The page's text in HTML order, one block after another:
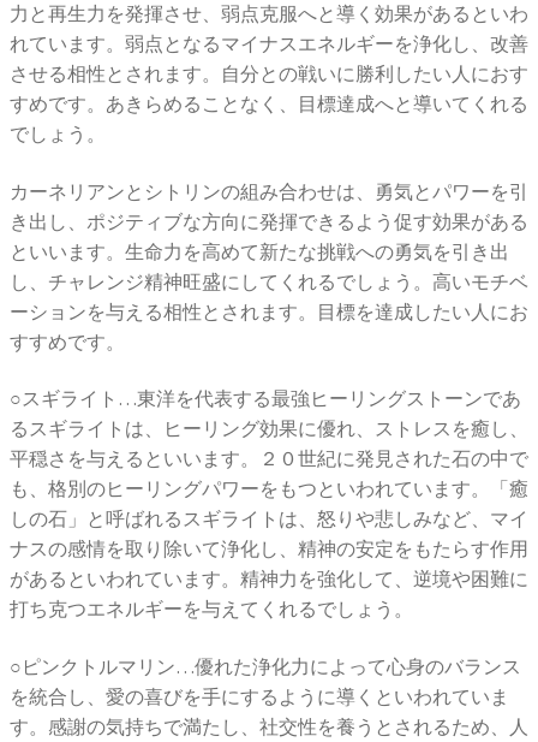
力と再生力を発揮させ、弱点克服へと導く効果があるといわ
れています。弱点となるマイナスエネルギーを浄化し、改善
させる相性とされます。自分との戦いに勝利したい人におす
すめです。あきらめることなく、目標達成へと導いてくれる
でしょう。
カーネリアンとシトリンの組み合わせは、勇気とパワーを引
き出し、ポジティブな方向に発揮できるよう促す効果がある
といいます。生命力を高めて新たな挑戦への勇気を引き出
し、チャレンジ精神旺盛にしてくれるでしょう。高いモチベ
ーションを与える相性とされます。目標を達成したい人にお
すすめです。
○スギライト…東洋を代表する最強ヒーリングストーンであ
るスギライトは、ヒーリング効果に優れ、ストレスを癒し、
平穏さを与えるといいます。２０世紀に発見された石の中で
も、格別のヒーリングパワーをもつといわれています。「癒
しの石」と呼ばれるスギライトは、怒りや悲しみなど、マイ
ナスの感情を取り除いて浄化し、精神の安定をもたらす作用
があるといわれています。精神力を強化して、逆境や困難に
打ち克つエネルギーを与えてくれるでしょう。
○ピンクトルマリン…優れた浄化力によって心身のバランス
を統合し、愛の喜びを手にするように導くといわれていま
す。感謝の気持ちで満たし、社交性を養うとされるため、人